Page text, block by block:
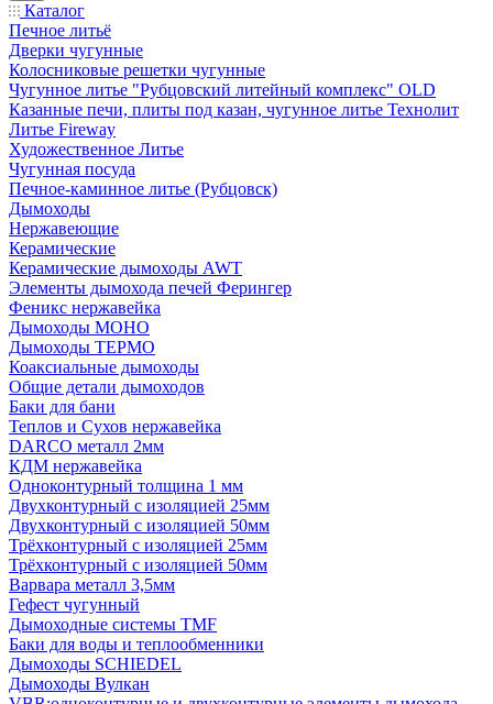
Каталог
Печное литьё
Дверки чугунные
Колосниковые решетки чугунные
Чугунное литье "Рубцовский литейный комплекс" OLD
Казанные печи, плиты под казан, чугунное литье Технолит
Литье Fireway
Художественное Литье
Чугунная посуда
Печное-каминное литье (Рубцовск)
Дымоходы
Нержавеющие
Керамические
Керамические дымоходы AWT
Элементы дымохода печей Ферингер
Феникс нержавейка
Дымоходы МОНО
Дымоходы ТЕРМО
Коаксиальные дымоходы
Общие детали дымоходов
Баки для бани
Теплов и Сухов нержавейка
DARCO металл 2мм
КДМ нержавейка
Одноконтурный толщина 1 мм
Двухконтурный с изоляцией 25мм
Двухконтурный с изоляцией 50мм
Трёхконтурный с изоляцией 25мм
Трёхконтурный с изоляцией 50мм
Варвара металл 3,5мм
Гефест чугунный
Дымоходные системы TMF
Баки для воды и теплообменники
Дымоходы SCHIEDEL
Дымоходы Вулкан